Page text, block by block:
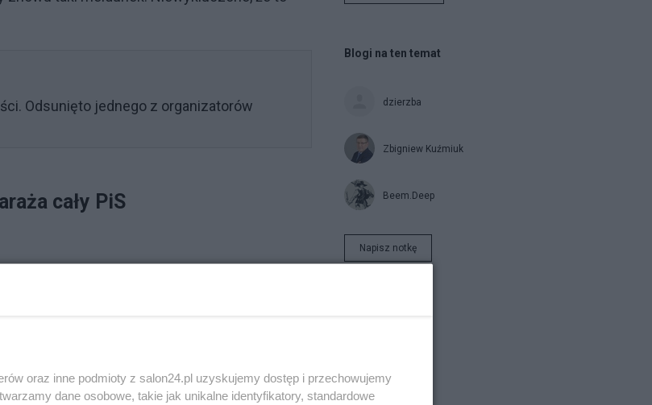
Odsunięto jednego z organizatorów
cały PiS
komu zamierza powierzyć misję
20 pojawiły się doniesienia medialne,
a Marszałkiem Seniorem miałby zostać
możecie przeczytać w tym miejscu
Blogi na ten temat
dzierzba
Zbigniew Kuźmiuk
Beem.Deep
Napisz notkę
oraz inne podmioty z salon24.pl uzyskujemy dostęp i przechowujemy
dane osobowe, takie jak unikalne identyfikatory, standardowe